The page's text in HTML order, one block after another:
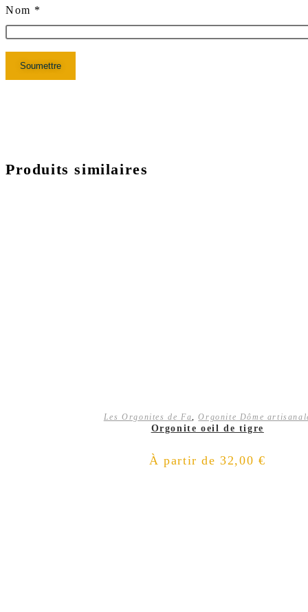
Nom *
Produits similaires
CHOIX DES OPTIONS
Les Orgonites de Fa ,Orgonite Dôme
Orgonite oeil de tigre
À partir de32,00 €